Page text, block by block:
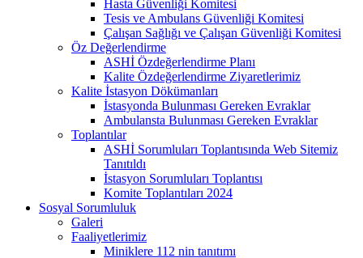
Hasta Güvenliği Komitesi
Tesis ve Ambulans Güvenliği Komitesi
Çalışan Sağlığı ve Çalışan Güvenliği Komitesi
Öz Değerlendirme
ASHİ Özdeğerlendirme Planı
Kalite Özdeğerlendirme Ziyaretlerimiz
Kalite İstasyon Dökümanları
İstasyonda Bulunması Gereken Evraklar
Ambulansta Bulunması Gereken Evraklar
Toplantılar
ASHİ Sorumluları Toplantısında Web Sitemiz
Tanıtıldı
İstasyon Sorumluları Toplantısı
Komite Toplantıları 2024
Sosyal Sorumluluk
Galeri
Faaliyetlerimiz
Miniklere 112 nin tanıtımı